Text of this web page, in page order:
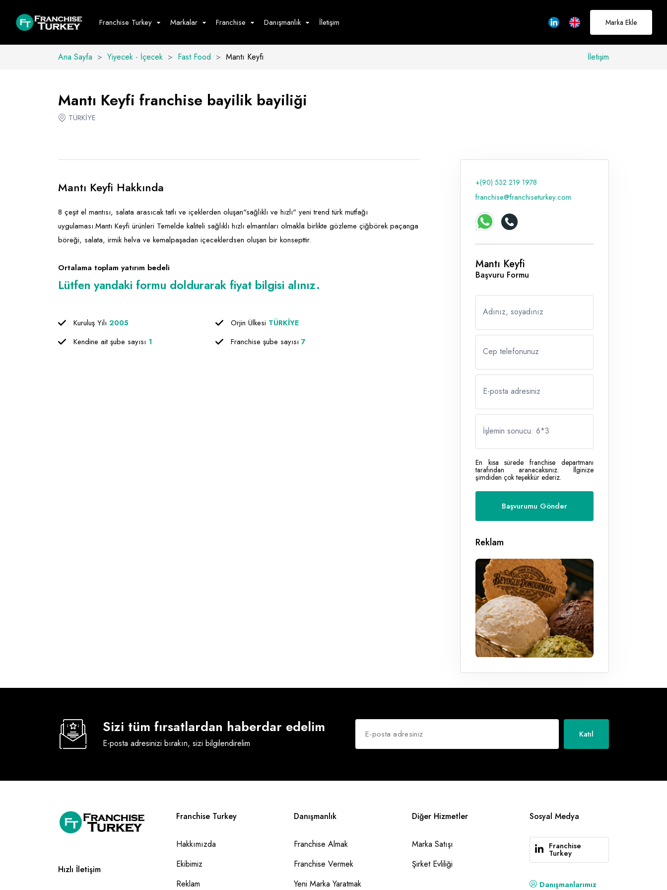
Franchise Turkey Markalar
Hepsini Göster
buradayız
Hakkımızda
Franchise Danışmanlık İletişim Marka Ekle
Ana Sayfa > Yiyecek - İçecek > Fast Food > Mantı Keyfi İletişim
Mantı Keyfi franchise bayilik bayiliği
TÜRKİYE
Mantı Keyfi Hakkında
8 çeşit el mantısı, salata arasıcak tatlı ve içeklerden oluşan"sağlıklı ve hızlı" yeni trend türk mutfağı
uygulaması.Mantı Keyfi ürünleri Temelde kaliteli sağlıklı hızlı elmantıları olmakla birlikte gözleme çiğbörek paçanga
böreği, salata, irmik helva ve kemalpaşadan içeceklerdsen oluşan bir konsepttir.
Ortalama toplam yatırım bedeli
Lütfen yandaki formu doldurarak fiyat bilgisi alınız.
Kuruluş Yılı 2005 Orjin Ülkesi TÜRKİYE
Kendine ait şube sayısı 1 Franchise şube sayısı 7
+(90) 532 219 1978
franchise@franchiseturkey.com
Mantı Keyfi
Başvuru Formu
Adınız, soyadınız
Cep telefonunuz
E-posta adresiniz
İşlemin sonucu: 6*3
En kısa sürede franchise departmanı
tarafından aranacaksınız. İlginize
şimdiden çok teşekkür ederiz.
Reklam
Sizi tüm fırsatlardan haberdar edelim
E-posta adresinizi bırakın, sizi bilgilendirelim
Katıl
Hızlı İletişim
Franchise Turkey
Hakkımızda
Ekibimiz
Reklam
Danışmanlık
Franchise Almak
Franchise Vermek
Yeni Marka Yaratmak
Diğer Hizmetler
Marka Satışı
Şirket Evliliği
Sosyal Medya
Franchise
Turkey
Danışmanlarımız